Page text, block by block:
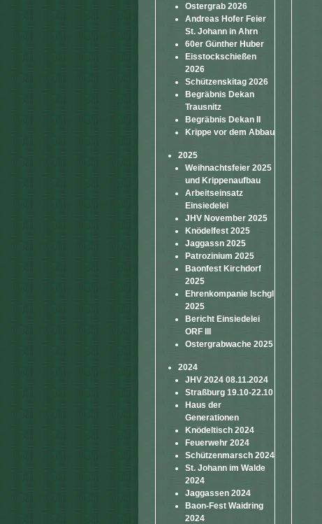
Ostergrab 2026
Andreas Hofer Feier
St. Johann in Ahrn
60er Günther Huber
Eisstockschießen
2026
Schützenskitag 2026
Begräbnis Dekan
Trausnitz
Begräbnis Dekan II
Krippe vor dem Abbau
2025
Weihnachtsfeier 2025
und Krippenaufbau
Arbeitseinsatz
Einsiedelei
JHV November 2025
Knödelfest 2025
Jaggassn 2025
Patrozinium 2025
Baonfest Kirchdorf
2025
Ehrenkompanie Ischgl
2025
Bericht Einsiedelei
ORF III
Ostergrabwache 2025
2024
JHV 2024 08.11.2024
Straßburg 19.10-22.10
Haus der
Generationen
Knödeltisch 2024
Feuerwehr 2024
Schützenmarsch 2024
St. Johann im Walde
2024
Jaggassen 2024
Baon-Fest Waidring
2024